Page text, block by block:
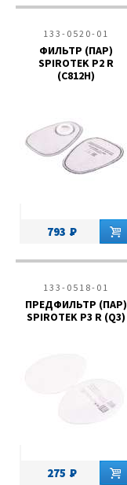
133-0520-01
ФИЛЬТР (ПАР)
SPIROTEK P2 R
(C812H)
793
133-0518-01
ПРЕДФИЛЬТР (ПАР)
SPIROTEK Р3 R (Q3)
275